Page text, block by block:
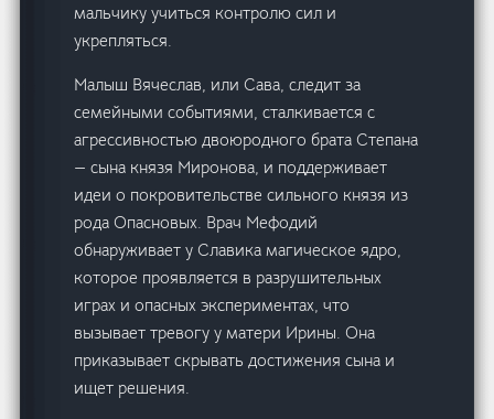
мальчику учиться контролю сил и
укрепляться.
Малыш Вячеслав, или Сава, следит за
семейными событиями, сталкивается с
агрессивностью двоюродного брата Степана
— сына князя Миронова, и поддерживает
идеи о покровительстве сильного князя из
рода Опасновых. Врач Мефодий
обнаруживает у Славика магическое ядро,
которое проявляется в разрушительных
играх и опасных экспериментах, что
вызывает тревогу у матери Ирины. Она
приказывает скрывать достижения сына и
ищет решения.